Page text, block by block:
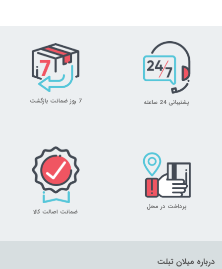
پشتیبانی 24 ساعته 7 روز ضمانت بازگشت
پرداخت در محل
ضمانت اصالت کالا
درباره میلان تبلت